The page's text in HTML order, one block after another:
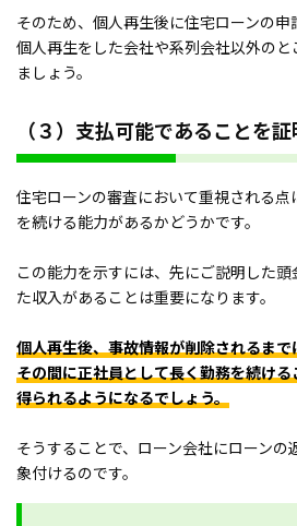
そのため、個人再生後に住宅ローンの
個人再生をした会社や系列会社以外の
ましょう。
（３）支払可能であることを
住宅ローンの審査において重視される
を続ける能力があるかどうかです。
この能力を示すには、先にご説明した
た収入があることは重要になります。
個人再生後、事故情報が削除されるまで
その間に正社員として長く勤務を続け
得られるようになるでしょう。
そうすることで、ローン会社にローン
象付けるのです。